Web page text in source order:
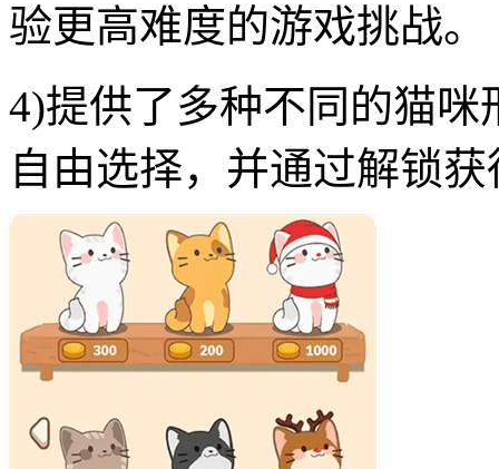
验更高难度的游戏挑战。
4)提供了多种不同的猫
自由选择，并通过解锁